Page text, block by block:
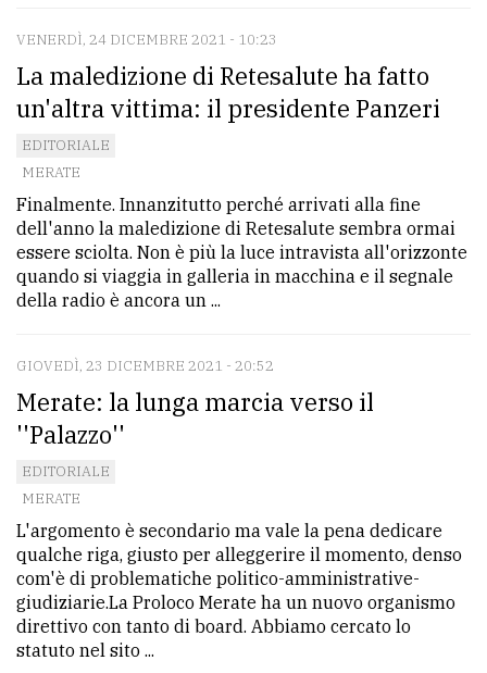
VENERDÌ, 24 DICEMBRE 2021 - 10:23
La maledizione di Retesalute ha fatto
un'altra vittima: il presidente Panzeri
EDITORIALE
MERATE
Finalmente. Innanzitutto perché arrivati alla fine
dell'anno la maledizione di Retesalute sembra ormai
essere sciolta. Non è più la luce intravista all'orizzonte
quando si viaggia in galleria in macchina e il segnale
della radio è ancora un ...
GIOVEDÌ, 23 DICEMBRE 2021 - 20:52
Merate: la lunga marcia verso il
''Palazzo''
EDITORIALE
MERATE
L'argomento è secondario ma vale la pena dedicare
qualche riga, giusto per alleggerire il momento, denso
com'è di problematiche politico-amministrative-
giudiziarie.La Proloco Merate ha un nuovo organismo
direttivo con tanto di board. Abbiamo cercato lo
statuto nel sito ...